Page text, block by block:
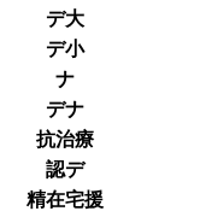
デ大
デ小
ナ
デナ
抗治療
認デ
精在宅援